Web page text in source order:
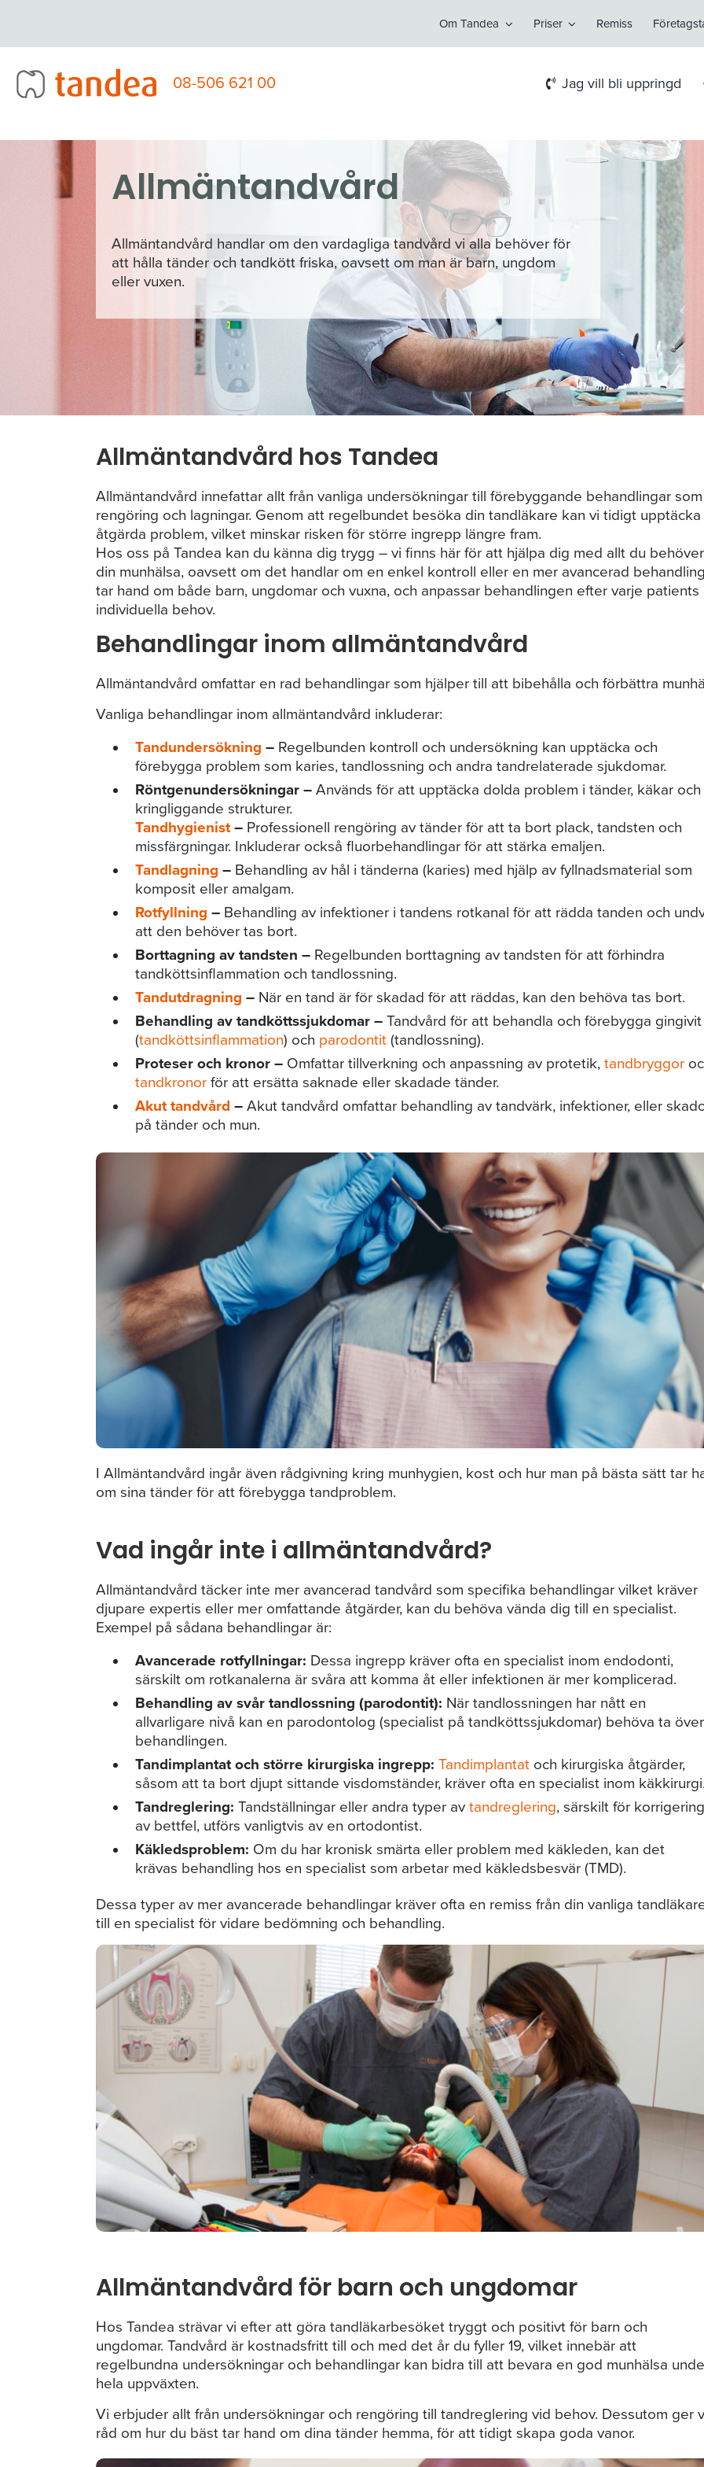
innehållet
Om Tandea Priser Remiss
08-506 621 00 Jag vill bli uppringd
Allmäntandvård
Allmäntandvård handlar om den vardagliga tandvård vi alla behöver för
att hålla tänder och tandkött friska, oavsett om man är barn, ungdom
eller vuxen.
Allmäntandvård hos Tandea
Allmäntandvård innefattar allt från vanliga undersökningar till förebyggande behandlingar som
rengöring och lagningar. Genom att regelbundet besöka din tandläkare kan vi tidigt upptäcka
åtgärda problem, vilket minskar risken för större ingrepp längre fram.
Hos oss på Tandea kan du känna dig trygg – vi finns här för att hjälpa dig med allt du
din munhälsa, oavsett om det handlar om en enkel kontroll eller en mer avancerad
tar hand om både barn, ungdomar och vuxna, och anpassar behandlingen efter varje patients
individuella behov.
Behandlingar inom allmäntandvård
Allmäntandvård omfattar en rad behandlingar som hjälper till att bibehålla och förbättra
Vanliga behandlingar inom allmäntandvård inkluderar:
Tandundersökning – Regelbunden kontroll och undersökning kan upptäcka och
förebygga problem som karies, tandlossning och andra tandrelaterade sjukdomar.
Röntgenundersökningar – Används för att upptäcka dolda problem i tänder, käkar och
kringliggande strukturer.
Tandhygienist– Professionell rengöring av tänder för att ta bort plack, tandsten och
missfärgningar. Inkluderar också fluorbehandlingar för att stärka emaljen.
Tandlagning – Behandling av hål i tänderna (karies) med hjälp av fyllnadsmaterial som
komposit eller amalgam.
Rotfyllning – Behandling av infektioner i tandens rotkanal för att rädda tanden och
att den behöver tas bort.
Borttagning av tandsten – Regelbunden borttagning av tandsten för att förhindra
tandköttsinflammation och tandlossning.
Tandutdragning – När en tand är för skadad för att räddas, kan den behöva tas bort.
Behandling av tandköttssjukdomar – Tandvård för att behandla och förebygga gingivit
(tandköttsinflammation) och parodontit (tandlossning).
Proteser och kronor – Omfattar tillverkning och anpassning av protetik, tandbryggor
tandkronor för att ersätta saknade eller skadade tänder.
Akut tandvård – Akut tandvård omfattar behandling av tandvärk, infektioner, eller
på tänder och mun.
I Allmäntandvård ingår även rådgivning kring munhygien, kost och hur man på bästa sätt tar
om sina tänder för att förebygga tandproblem.
Vad ingår inte i allmäntandvård?
Allmäntandvård täcker inte mer avancerad tandvård som specifika behandlingar vilket kräver
djupare expertis eller mer omfattande åtgärder, kan du behöva vända dig till en specialist.
Exempel på sådana behandlingar är:
Avancerade rotfyllningar: Dessa ingrepp kräver ofta en specialist inom endodonti,
särskilt om rotkanalerna är svåra att komma åt eller infektionen är mer komplicerad.
Behandling av svår tandlossning (parodontit): När tandlossningen har nått en
allvarligare nivå kan en parodontolog (specialist på tandköttssjukdomar) behöva ta över
behandlingen.
Tandimplantat och större kirurgiska ingrepp: Tandimplantat och kirurgiska åtgärder,
såsom att ta bort djupt sittande visdomständer, kräver ofta en specialist inom
Tandreglering: Tandställningar eller andra typer av tandreglering, särskilt för korrigering
av bettfel, utförs vanligtvis av en ortodontist.
Käkledsproblem: Om du har kronisk smärta eller problem med käkleden, kan det
krävas behandling hos en specialist som arbetar med käkledsbesvär (TMD).
Dessa typer av mer avancerade behandlingar kräver ofta en remiss från din vanliga
till en specialist för vidare bedömning och behandling.
Allmäntandvård för barn och ungdomar
Hos Tandea strävar vi efter att göra tandläkarbesöket tryggt och positivt för barn och
ungdomar. Tandvård är kostnadsfritt till och med det år du fyller 19, vilket innebär att
regelbundna undersökningar och behandlingar kan bidra till att bevara en god munhälsa
hela uppväxten.
Vi erbjuder allt från undersökningar och rengöring till tandreglering vid behov. Dessutom ger
råd om hur du bäst tar hand om dina tänder hemma, för att tidigt skapa goda vanor.